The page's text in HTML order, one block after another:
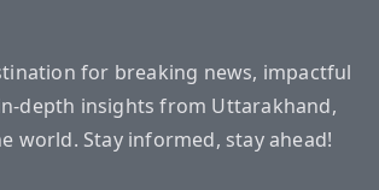
for breaking news, impactful
depth insights from Uttarakhand,
world. Stay informed, stay ahead!